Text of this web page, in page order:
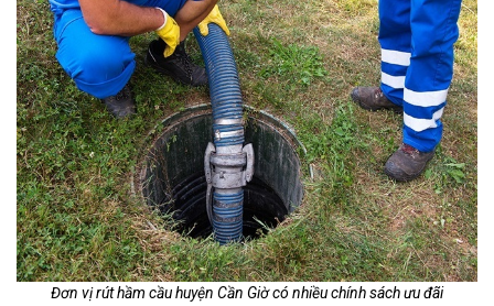
Đơn vị rút hầm cầu huyện Cần Giờ có nhiều chính sách ưu đãi